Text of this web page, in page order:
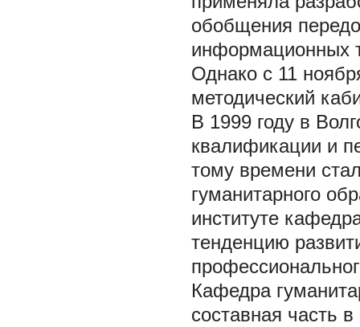
обобщения
информационных
Однако с 11
методический
В 1999 году в
квалификации и
тому времени
гуманитарного
институте
тенденцию
Кафедра
составная часть